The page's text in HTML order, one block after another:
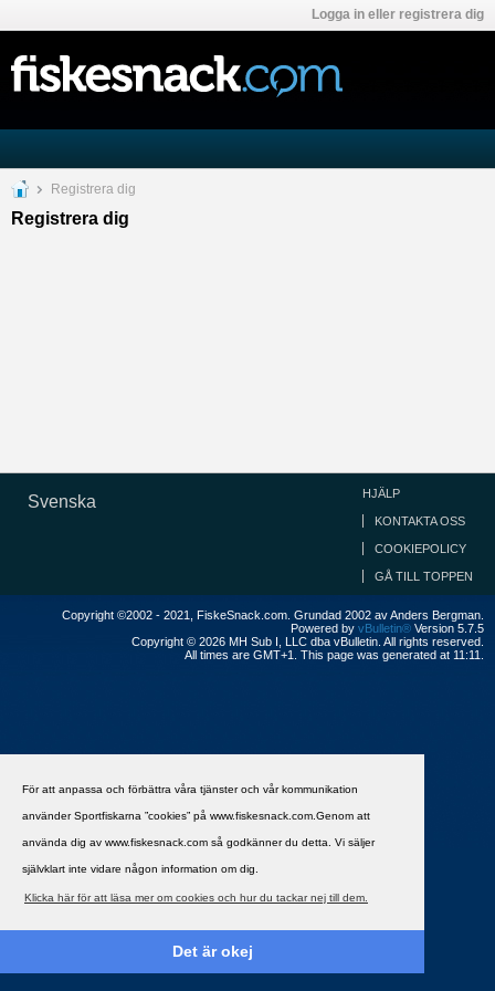
För att anpassa och förbättra våra tjänster och vår kommunikation
använder Sportfiskarna ”cookies” på www.fiskesnack.com.Genom att
använda dig av www.fiskesnack.com så godkänner du detta. Vi säljer
självklart inte vidare någon information om dig.
Klicka här för att läsa mer om cookies och hur du tackar nej till dem.
Det är okej
Logga in eller registrera dig
Registrera dig
Registrera dig
Svenska HJÄLP
KONTAKTA OSS
COOKIEPOLICY
GÅ TILL TOPPEN
Copyright ©2002 - 2021, FiskeSnack.com. Grundad 2002 av Anders Bergman.
Powered by vBulletin® Version 5.7.5
Copyright © 2026 MH Sub I, LLC dba vBulletin. All rights reserved.
All times are GMT+1. This page was generated at 11:11.